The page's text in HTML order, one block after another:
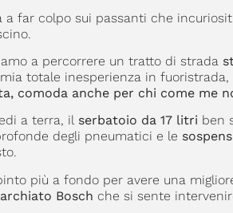
a far colpo sui passanti che
a percorrere un tratto di strada
totale inesperienza in
comoda anche per chi come me
a terra, il serbatoio da 17 litri ben
degli pneumatici e le
più a fondo per avere una
Bosch che si sente